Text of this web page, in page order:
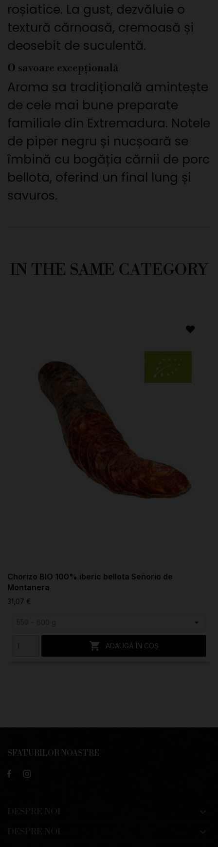
roșiatice. La gust, dezvăluie o
textură cărnoasă, cremoasă și
deosebit de suculentă.
O savoare excepțională
Aroma sa tradițională amintește
de cele mai bune preparate
familiale din Extremadura. Notele
de piper negru și nucșoară se
îmbină cu bogăția cărnii de porc
bellota, oferind un final lung și
savuros.
IN THE SAME CATEGORY
Chorizo BIO 100% iberic bellota Señorio de
Montanera
31,07 €
 ADAUGĂ ÎN COȘ
SFATURILOR NOASTRE